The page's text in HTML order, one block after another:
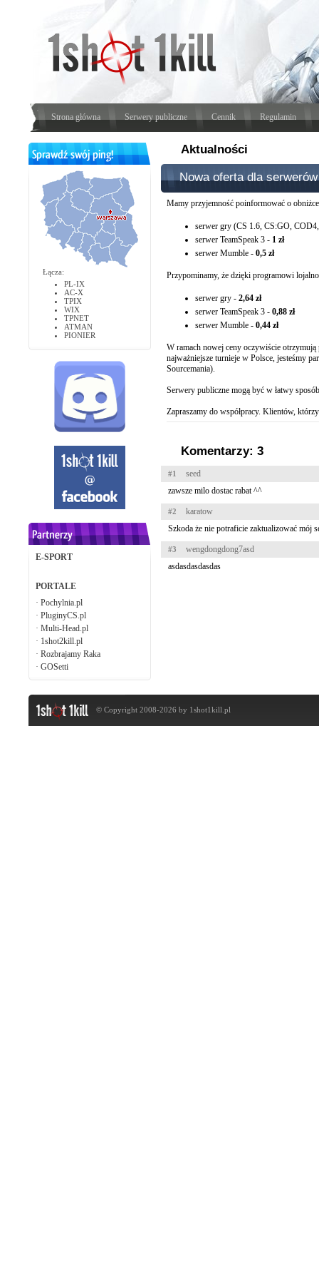
Strona główna Serwery publiczne Cennik Regulamin
Łącza:
PL-IX
AC-X
TPIX
WIX
TPNET
ATMAN
PIONIER
E-SPORT
PORTALE
· Pochylnia.pl
· PluginyCS.pl
· Multi-Head.pl
· 1shot2kill.pl
· Rozbrajamy Raka
· GOSetti
Aktualności
Nowa oferta dla
Mamy przyjemność poinformować o
serwer gry (CS 1.6, CS:GO,
serwer TeamSpeak 3 - 1 zł
serwer Mumble - 0,5 zł
Przypominamy, że dzięki programowi
serwer gry - 2,64 zł
serwer TeamSpeak 3 - 0,88 zł
serwer Mumble - 0,44 zł
W ramach nowej ceny oczywiście
najważniejsze turnieje w Polsce, jesteśmy
Sourcemania).
Serwery publiczne mogą być w łatwy
Zapraszamy do współpracy. Klientów,
Komentarzy: 3
#1
seed
zawsze milo dostac rabat ^^
#2
karatow
Szkoda że nie potraficie zaktualizować mój
#3
wengdongdong7asd
asdasdasdasdas
© Copyright 2008-2026 by 1shot1kill.pl